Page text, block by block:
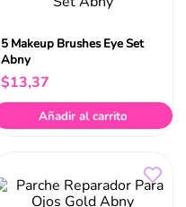
5 Makeup Brushes Eye Set
Abny
$13,37
Añadir al carrito